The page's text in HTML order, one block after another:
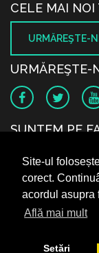
Site-ul
corect.
acordul asupra
Află mai mult
Setări
CELE MAI NOI
URMĂREŞTE-
URMĂREŞTE-
SUNTEM PE